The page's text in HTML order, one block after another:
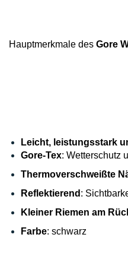
Hauptmerkmale des Gore
Leicht, leistungsstark
Gore-Tex: Wetterschutz
Thermoverschweißte
Reflektierend :
Kleiner Riemen am
Farbe: schwarz